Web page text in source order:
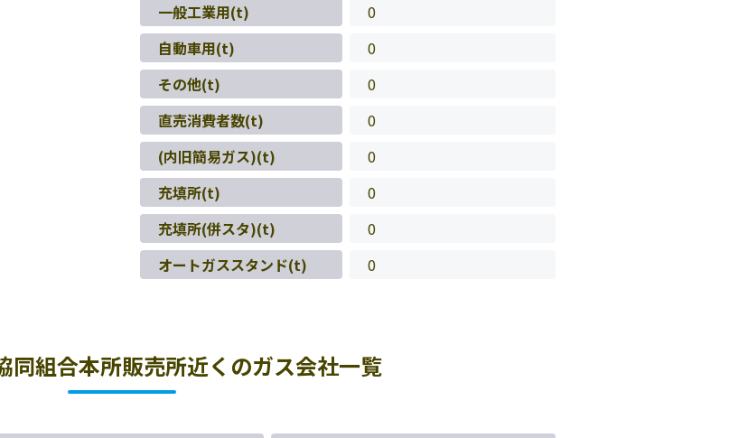
一般工業用(t)
0
自動車用(t)
0
その他(t)
0
直売消費者数(t)
0
(内旧簡易ガス)(t)
0
充填所(t)
0
充填所(併スタ)(t)
0
オートガススタンド(t)
0
同組合本所販売所近くのガス会社一覧